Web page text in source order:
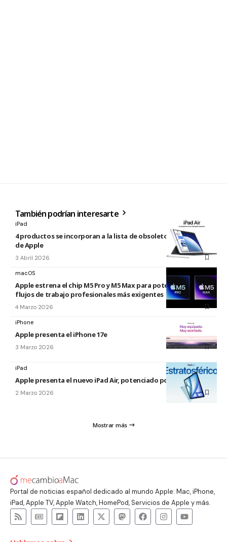
También podrían interesarte
iPad
4 productos se incorporan a la lista de obsoletos y antiguos
de Apple
3 Abril 2026
macOS
Apple estrena el chip M5 Pro y M5 Max para potenciar los
flujos de trabajo profesionales más exigentes
4 Marzo 2026
iPhone
Apple presenta el iPhone 17e
3 Marzo 2026
iPad
Apple presenta el nuevo iPad Air, potenciado por el M4
2 Marzo 2026
Mostrar más
Portal de noticias español dedicado al mundo Apple: Mac, iPhone,
iPad, Apple TV, Apple Watch, HomePod, Servicios de Apple y más.